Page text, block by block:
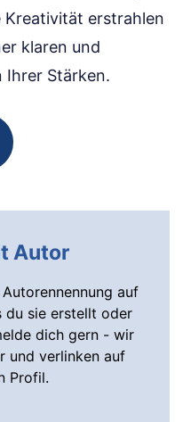
Kreativität erstrahlen
klaren und
Stärken.
Autor
auf
du sie erstellt oder
dich gern - wir
und verlinken auf
Profil.